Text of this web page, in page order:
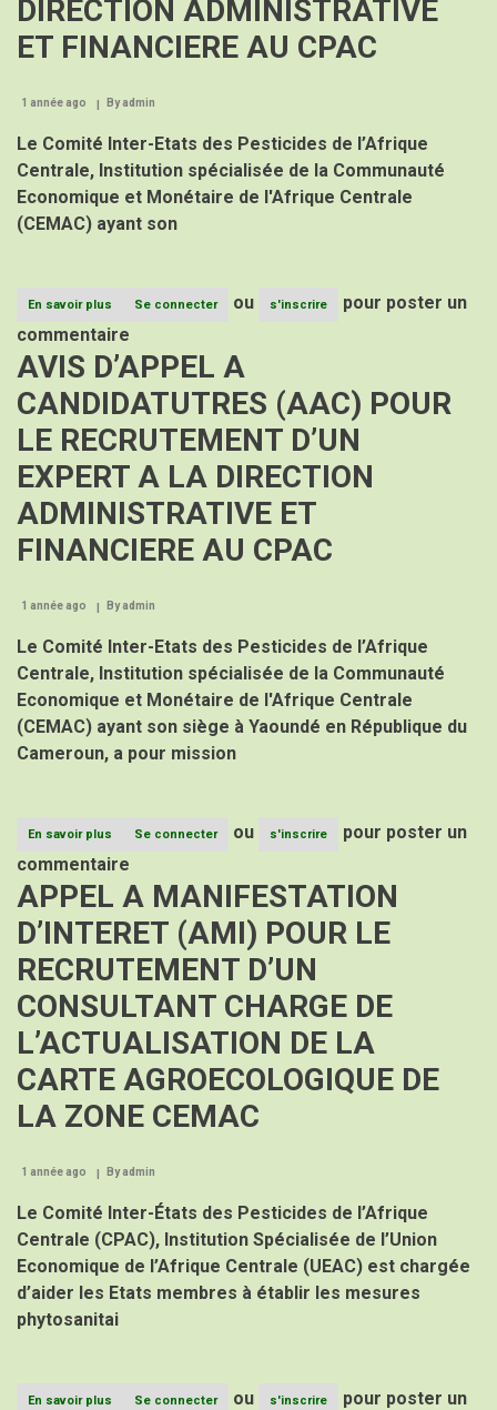
DIRECTION ADMINISTRATIVE
ET FINANCIERE AU CPAC
1 année ago Byadmin
Le Comité Inter-Etats des Pesticides de l’Afrique
Centrale, Institution spécialisée de la Communauté
Economique et Monétaire de l'Afrique Centrale
(CEMAC) ayant son
En savoir plus
AVIS
D’APPEL
A
CANDIDATUTRES
(AAC)
POUR
LE
RECRUTEMENT
DES
/
BUDGETAIRE
LA
DIRECTION
ADMINISTRATIVE
FINANCIERE
Se connecter ou s'inscrire
pour poster un
commentaire
AVIS D’APPEL A
CANDIDATUTRES (AAC) POUR
LE RECRUTEMENT D’UN
EXPERT A LA DIRECTION
ADMINISTRATIVE ET
FINANCIERE AU CPAC
1 année ago Byadmin
Le Comité Inter-Etats des Pesticides de l’Afrique
Centrale, Institution spécialisée de la Communauté
Economique et Monétaire de l'Afrique Centrale
(CEMAC) ayant son siège à Yaoundé en République du
Cameroun, a pour mission
En savoir plus
AVIS
D’APPEL
CANDIDATUTRES
(AAC)
POUR
LE
RECRUTEMENT
DIRECTION
ET
CPAC
Se connecter ou s'inscrire
pour poster un
commentaire
APPEL A MANIFESTATION
D’INTERET (AMI) POUR LE
RECRUTEMENT D’UN
CONSULTANT CHARGE DE
L’ACTUALISATION DE LA
CARTE AGROECOLOGIQUE DE
LA ZONE CEMAC
1 année ago Byadmin
Le Comité Inter-États des Pesticides de l’Afrique
Centrale (CPAC), Institution Spécialisée de l’Union
Economique de l’Afrique Centrale (UEAC) est chargée
d’aider les Etats membres à établir les mesures
phytosanitai
En savoir plus Se connecter ou s'inscrire
pour poster un